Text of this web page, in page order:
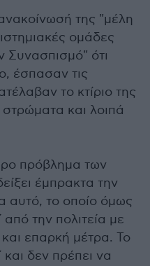
της "μέλη
ομάδες
Συνασπισμό" ότι
έσπασαν τις
το κτίριο της
και λοιπά
πρόβλημα των
έμπρακτα την
αυτό, το οποίο όμως
από την πολιτεία με
και επαρκή μέτρα. Το
δεν πρέπει να